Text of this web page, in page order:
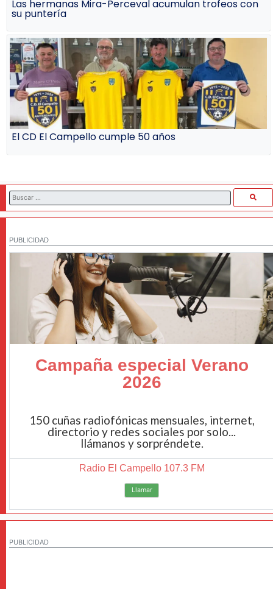
Las hermanas Mira-Perceval acumulan trofeos con
su puntería
El CD El Campello cumple 50 años
PUBLICIDAD
Campaña especial Verano
2026
150 cuñas radiofónicas mensuales, internet,
directorio y redes sociales por solo...
llámanos y sorpréndete.
Radio El Campello 107.3 FM
Llamar
PUBLICIDAD